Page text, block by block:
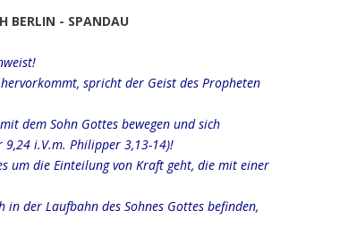
BERLIN - SPANDAU
spricht der Geist des Propheten
dem Sohn Gottes bewegen und sich
9,24 i.V.m. Philipper 3,13-14)!
um die Einteilung von Kraft geht, die mit einer
der Laufbahn des Sohnes Gottes befinden,